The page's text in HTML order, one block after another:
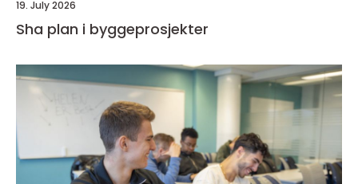
19. July 2026
Sha plan i byggeprosjekter